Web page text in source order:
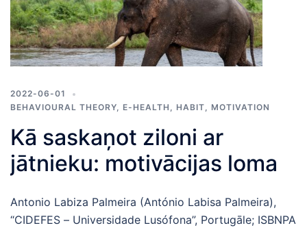
2022-06-01
BEHAVIOURAL THEORY, E-HEALTH , HABIT, MOTIVATION
Kā saskaņot ziloni ar
jātnieku: motivācijas loma
Antonio Labiza Palmeira (António Labisa Palmeira),
“CIDEFES – Universidade Lusófona”, Portugāle; ISBNPA